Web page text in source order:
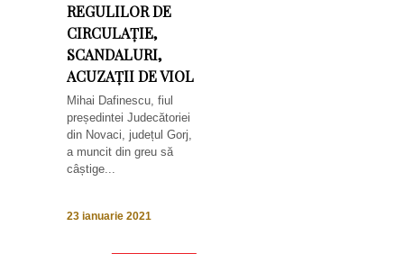
REGULILOR DE
CIRCULAȚIE,
SCANDALURI,
ACUZAȚII DE VIOL
Mihai Dafinescu, fiul
președintei Judecătoriei
din Novaci, județul Gorj,
a muncit din greu să
câștige...
23 ianuarie 2021